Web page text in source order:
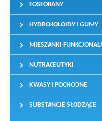
FOSFORANY
HYDROKOLOIDY I GUMY
MIESZANKI
NUTRACEUTYKI
KWASY I POCHODNE
SUBSTANCJE SŁODZĄCE